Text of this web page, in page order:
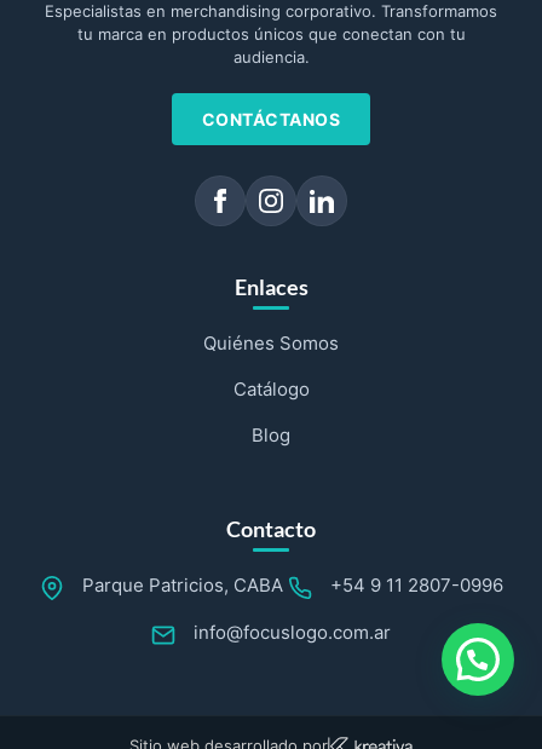
Especialistas en merchandising corporativo. Transformamos
tu marca en productos únicos que conectan con tu
audiencia.
CONTÁCTANOS
Enlaces
Quiénes Somos
Catálogo
Blog
Contacto
Parque Patricios, CABA +54 9 11 2807-0996
info@focuslogo.com.ar